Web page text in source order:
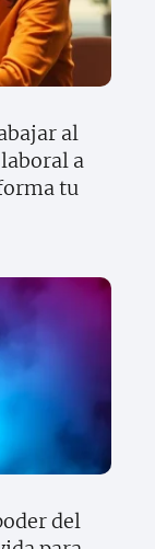
al
a
tu
del